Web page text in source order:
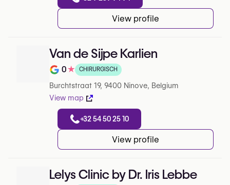
View profile
Van de Sijpe Karlien
Note de 0 sur 5 sur Google
0★ CHIRURGISCH
Burchtstraat 19, 9400 Ninove, Belgium
View map
+32 54 50 25 10
View profile
Lelys Clinic by Dr. Iris Lebbe